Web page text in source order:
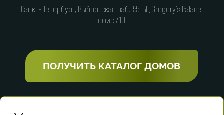
Санкт-Петербург, Выборгская наб., 55, БЦ Gregory's Palace,
офис 710
ПОЛУЧИТЬ КАТАЛОГ ДОМОВ